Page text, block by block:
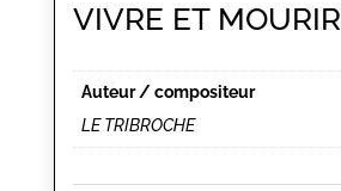
VIVRE ET MOURIR
Auteur / compositeur
LE TRIBROCHE